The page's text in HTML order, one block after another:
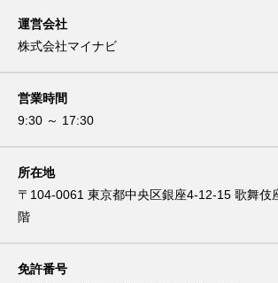
運営会社
株式会社マイナビ
営業時間
9:30 ～ 17:30
所在地
〒104-0061 東京都中央区銀座4-12-15 歌舞伎
階
免許番号